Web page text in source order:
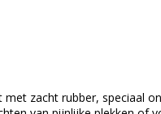
zacht rubber, speciaal